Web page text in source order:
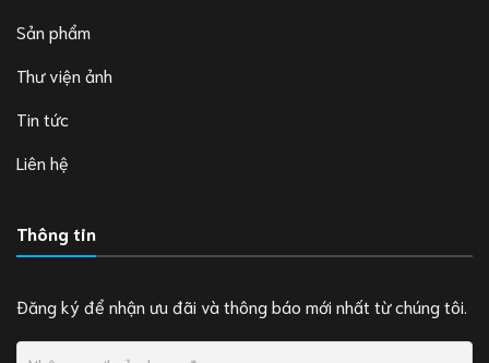
Sản phẩm
Thư viện ảnh
Tin tức
Liên hệ
Thông tin
Đăng ký để nhận ưu đãi và thông báo mới nhất từ chúng tôi.